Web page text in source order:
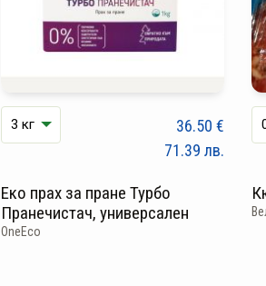
36.50 €
71.39 лв.
Еко прах за пране Турбо
Пранечистач, универсален
OneEco